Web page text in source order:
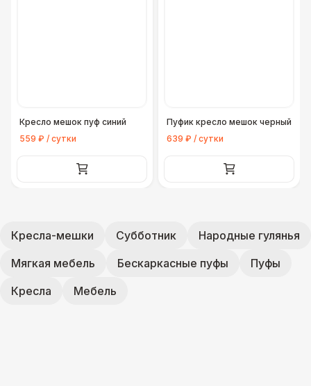
Кресло мешок пуф синий
559 ₽ / сутки
Пуфик кресло мешок черный
639 ₽ / сутки
Кресла-мешки Субботник
Народные гулянья
Мягкая мебель
Бескаркасные пуфы
Пуфы
Кресла
Мебель